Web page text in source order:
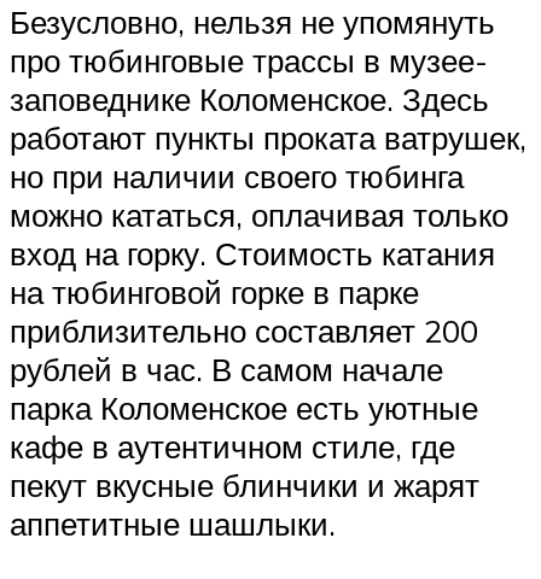
Безусловно, нельзя не упомянуть
про тюбинговые трассы в музее-
заповеднике Коломенское. Здесь
работают пункты проката ватрушек,
но при наличии своего тюбинга
можно кататься, оплачивая только
вход на горку. Стоимость катания
на тюбинговой горке в парке
приблизительно составляет 200
рублей в час. В самом начале
парка Коломенское есть уютные
кафе в аутентичном стиле, где
пекут вкусные блинчики и жарят
аппетитные шашлыки.